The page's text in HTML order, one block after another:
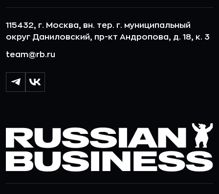
115432, г. Москва, вн. тер. г. муниципальный
округ Даниловский, пр-кт Андропова, д. 18, к. 3
team@rb.ru